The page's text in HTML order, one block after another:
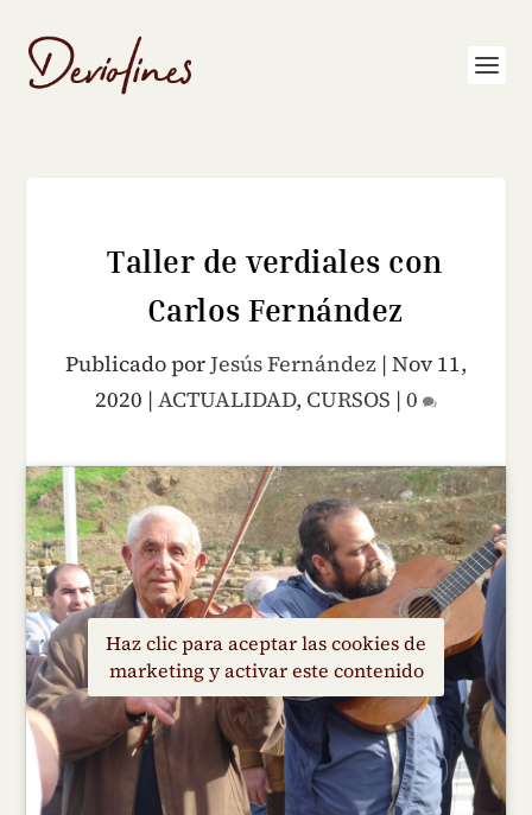
Taller de verdiales con
Carlos Fernández
Publicado porJesús Fernández | Nov 11,
2020 | ACTUALIDAD, CURSOS | 0
Haz clic para aceptar las cookies de
marketing y activar este contenido